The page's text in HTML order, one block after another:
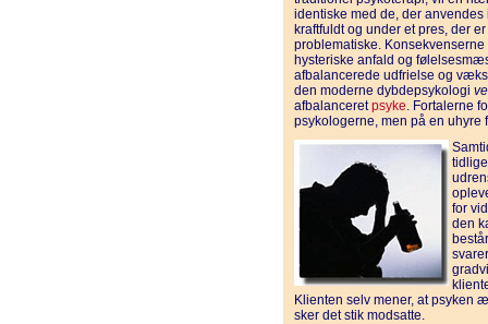
identiske med de, der
kraftfuldt og under et pres, der
problema­tiske.
hysteriske anfald og
afbalancerede udfrielse og
den moderne dybdepsykologi
afbalanceretpsyke. Fortalerne
psykologerne, men på en uhyre
for
den
Klienten selv mener, at psyken
sker det stik modsatte.